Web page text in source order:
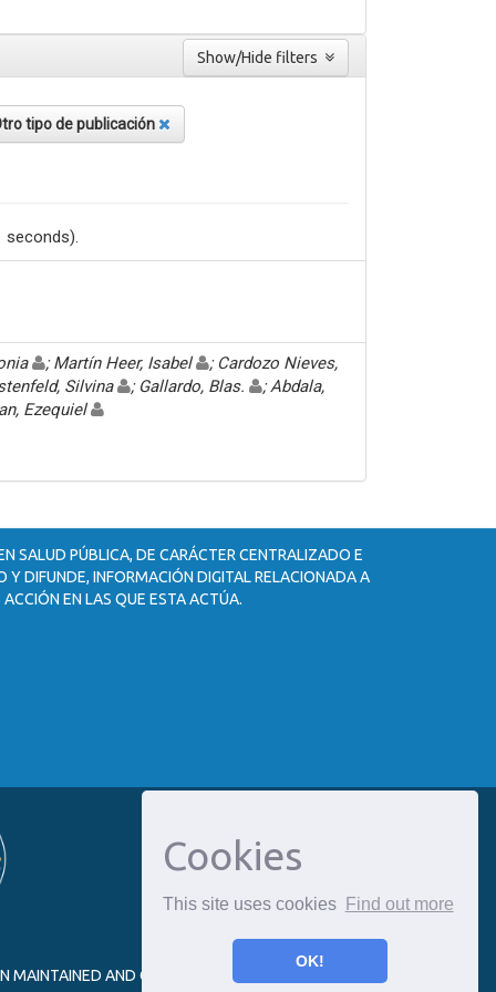
Cookies
This site uses cookies Find out more
OK!
tipo de publicación
seconds).
; Martín Heer, Isabel
; Cardozo Nieves,
Silvina
; Gallardo, Blas.
; Abdala,
Ezequiel
SALUD PÚBLICA, DE CARÁCTER CENTRALIZADO E
Y DIFUNDE, INFORMACIÓN DIGITAL RELACIONADA A
EN LAS QUE ESTA ACTÚA.
MAINTAINED AND OPTIMIZED BY